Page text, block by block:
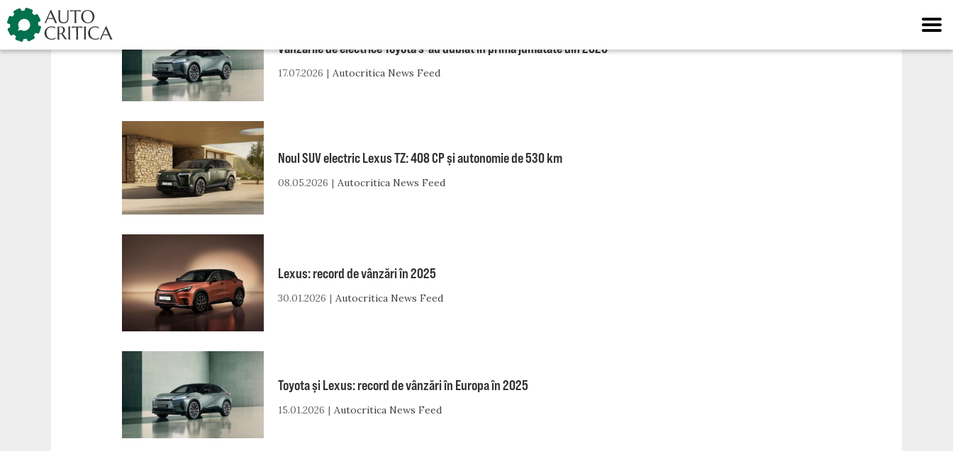
Skip
to
content
Vânzările de electrice Toyota s-au dublat în prima jumătate din 2026
17.07.2026 Autocritica News Feed
Noul SUV electric Lexus TZ: 408 CP și autonomie de 530 km
08.05.2026 Autocritica News Feed
Lexus: record de vânzări în 2025
30.01.2026 Autocritica News Feed
Toyota și Lexus: record de vânzări în Europa în 2025
15.01.2026 Autocritica News Feed